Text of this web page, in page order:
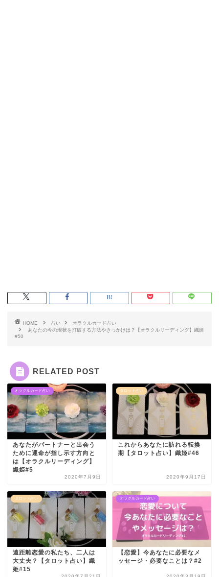
HOME 占い
オラクルカード占い
あなたの今の現状を打破する方法やきっかけは？【オラクルリーディング】織姫
#50
RELATED POST
オラクルカード占い
あなたがパートナーと出会う
ために運命が指し示す方向と
は【オラクルリーディング】
織姫#5
2020年7月9日
タロット占い
これからあなたに訪れる転換
期【タロット占い】織姫#46
2020年9月17日
タロット占い
遠距離恋愛の私たち、二人は
大丈夫？【タロット占い】織
姫#15
オラクルカード占い
【恋愛】今あなたに必要なメ
ッセージ・必要なことは？#2